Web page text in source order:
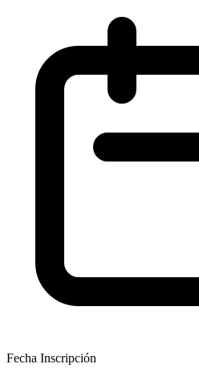
Fecha Inscripción